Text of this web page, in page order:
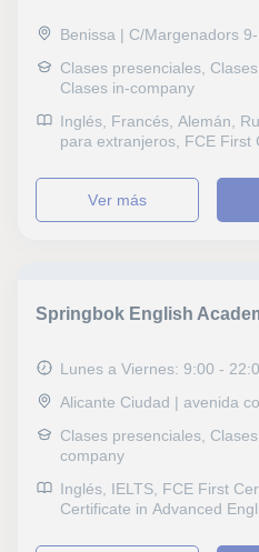
Benissa | C/Margenadors 9-
Clases presenciales,
Clases in-company
Inglés, Francés, Alemán,
para extranjeros, FCE First
cursos
ver más
Springbok English
Lunes a Viernes: 9:00 -
Alicante Ciudad | avenida
Clases presenciales,
company
Inglés, IELTS, FCE First
Certificate in Advanced